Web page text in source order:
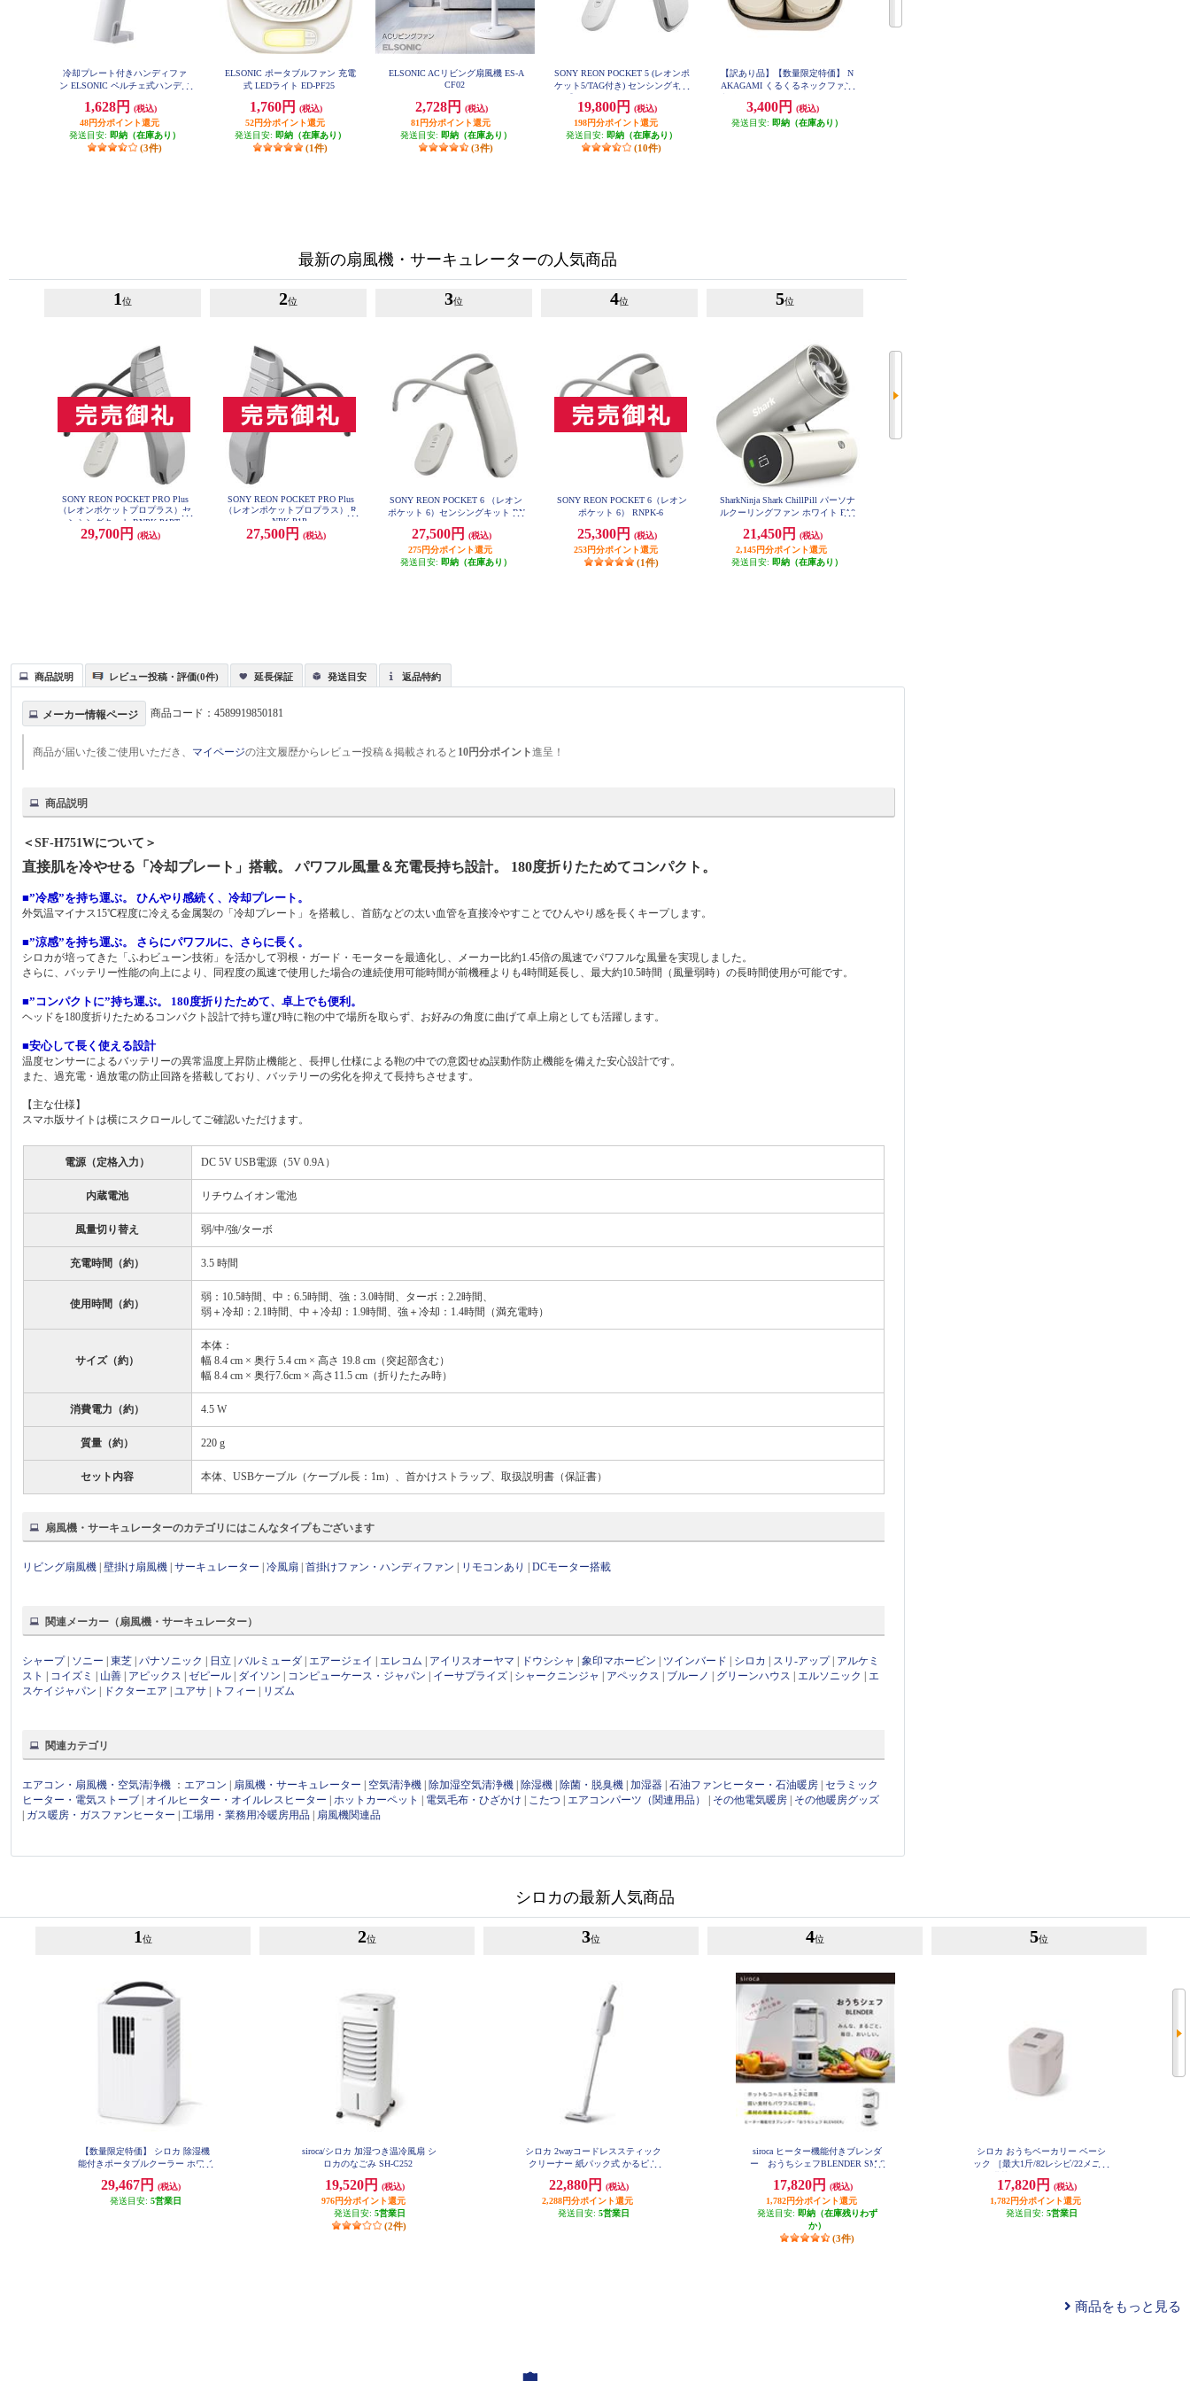
冷却プレート付きハンディファ
ン ELSONIC ペルチェ式ハンディ
1,628円
(税込)
48円分ポイント還元
発送目安: 即納（在庫あり）
(3件)
ELSONIC ポータブルファン 充電
式 LEDライト ED-PF25
1,760円
(税込)
52円分ポイント還元
発送目安: 即納（在庫あり）
(1件)
ELSONIC ACリビング扇風機 ES-A
CF02
2,728円
(税込)
81円分ポイント還元
発送目安: 即納（在庫あり）
(3件)
SONY REON POCKET 5 (レオンポ
ケット5/TAG付き) センシングキッ
冷温両対応/耐水・耐汗/静音/ホワ
イト】 RNPK-5T-W
19,800円
(税込)
198円分ポイント還元
発送目安: 即納（在庫あり）
(10件)
【訳あり品】【数量限定特価】 N
AKAGAMI くるくるネックファン
F161-BE
3,400円
(税込)
発送目安: 即納（在庫あり）
最新の扇風機・サーキュレーターの人気商品
1 位
SONY REON POCKET PRO Plus
（レオンポケットプロプラス）セ
ンシングキット RNPK-P1PT
29,700円 (税込)
2位
SONY REON POCKET PRO Plus
（レオンポケットプロプラス） R
NPK-P1P
27,500円 (税込)
3位
SONY REON POCKET 6 （レオン
ポケット 6）センシングキット RN
27,500円
(税込)
275円分ポイント還元
発送目安: 即納（在庫あり）
4位
SONY REON POCKET 6（レオン
ポケット 6） RNPK-6
25,300円
(税込)
253円分ポイント還元
(1件)
5位
SharkNinja Shark ChillPill パーソナ
ルクーリングファン ホワイト FA0
21,450円
(税込)
2,145円分ポイント還元
発送目安: 即納（在庫あり）
商品説明 レビュー投稿・評価(0件) 延長保証 発送目安 返品特約
メーカー情報ページ 商品コード：4589919850181
商品が届いた後ご使用いただき、 マイページの注文履歴からレビュー投稿＆掲載されると 10円分ポイント進呈！
商品説明
＜SF-H751Wについて＞
直接肌を冷やせる「冷却プレート」搭載。 パワフル風量＆充電長持ち設計。 180度折りたためてコンパクト。
■”冷感”を持ち運ぶ。 ひんやり感続く、冷却プレート。
外気温マイナス15℃程度に冷える金属製の「冷却プレート」を搭載し、首筋などの太い血管を直接冷やすことでひんやり感を長くキープします。
■”涼感”を持ち運ぶ。 さらにパワフルに、さらに長く。
シロカが培ってきた「ふわビューン技術」を活かして羽根・ガード・モーターを最適化し、メーカー比約1.45倍の風速でパワフルな風量を実現しました。
さらに、バッテリー性能の向上により、同程度の風速で使用した場合の連続使用可能時間が前機種よりも4時間延長し、最大約10.5時間（風量弱時）の長時間使用が可能です。
■”コンパクトに”持ち運ぶ。 180度折りたためて、卓上でも便利。
ヘッドを180度折りたためるコンパクト設計で持ち運び時に鞄の中で場所を取らず、お好みの角度に曲げて卓上扇としても活躍します。
■安心して長く使える設計
温度センサーによるバッテリーの異常温度上昇防止機能と、長押し仕様による鞄の中での意図せぬ誤動作防止機能を備えた安心設計です。
また、過充電・過放電の防止回路を搭載しており、バッテリーの劣化を抑えて長持ちさせます。
【主な仕様】
スマホ版サイトは横にスクロールしてご確認いただけます。
電源（定格入力） DC 5V USB電源（5V 0.9A）
内蔵電池 リチウムイオン電池
風量切り替え 弱/中/強/ターボ
充電時間（約） 3.5 時間
使用時間（約）
弱：10.5時間、中：6.5時間、強：3.0時間、ターボ：2.2時間、
弱＋冷却：2.1時間、中＋冷却：1.9時間、強＋冷却：1.4時間（満充電時）
サイズ（約）
本体：
幅 8.4 cm × 奥行 5.4 cm × 高さ 19.8 cm（突起部含む）
幅 8.4 cm × 奥行7.6cm × 高さ11.5 cm（折りたたみ時）
消費電力（約） 4.5 W
質量（約） 220 g
セット内容 本体、USBケーブル（ケーブル長：1m）、首かけストラップ、取扱説明書（保証書）
扇風機・サーキュレーターのカテゴリにはこんなタイプもございます
リビング扇風機 |壁掛け扇風機 |サーキュレーター |冷風扇 |首掛けファン・ハンディファン リモコンあり |DCモーター搭載
関連メーカー（扇風機・サーキュレーター）
シャープ| ソニー |東芝 |パナソニック 日立 |バルミューダ エアージェイ エレコム アイリスオーヤマ ドウシシャ |象印マホービン ツインバード シロカ スリ-アップ| アルケミ
スト
コイズミ 山善 アピックス |ゼピール ダイソン コンピューケース・ジャパン イーサプライズ シャークニンジャ アペックス ブルーノ グリーンハウス エルソニック
エ
スケイジャパン
ドクターエア |ユアサ トフィー リズム
関連カテゴリ
エアコン・扇風機・空気清浄機 ： エアコン 扇風機・サーキュレーター 空気清浄機 除加湿空気清浄機 除湿機 除菌・脱臭機 |加湿器 |石油ファンヒーター・石油暖房 |セラミック
ヒーター・電気ストーブ
オイルヒーター・オイルレスヒーター |ホットカーペット 電気毛布・ひざかけ こたつ エアコンパーツ（関連用品） その他電気暖房
その他暖房グッズ
ガス暖房・ガスファンヒーター |工場用・業務用冷暖房用品 扇風機関連品
シロカの最新人気商品
1 位
【数量限定特価】 シロカ 除湿機
能付きポータブルクーラー ホワイ
29,467円
(税込)
発送目安: 5営業日
2位
siroca/シロカ 加湿つき温冷風扇 シ
ロカのなごみ SH-C252
19,520円
(税込)
976円分ポイント還元
発送目安: 5営業日
(2件)
3位
シロカ 2wayコードレススティック
クリーナー 紙パック式 かるピカ
22,880円
(税込)
2,288円分ポイント還元
発送目安: 5営業日
4位
siroca ヒーター機能付きブレンダ
ー おうちシェフBLENDER SM-S
17,820円
(税込)
1,782円分ポイント還元
発送目安: 即納（在庫残りわず
か）
(3件)
5位
シロカ おうちベーカリー ベーシ
ック ［最大1斤/82レシピ/22メニュ
17,820円
(税込)
1,782円分ポイント還元
発送目安: 5営業日
商品をもっと見る